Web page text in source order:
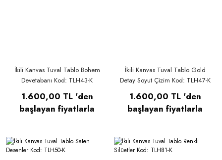
İkili Kanvas Tuval Tablo Bohem
Devetabanı Kod: TLH43-K
1.600,00 TL 'den
başlayan fiyatlarla
İkili Kanvas Tuval Tablo Gold
Detay Soyut Çizim Kod: TLH47-K
1.600,00 TL 'den
başlayan fiyatlarla